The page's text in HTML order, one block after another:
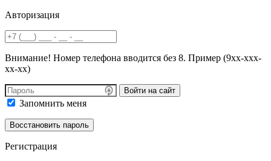
Авторизация
Внимание! Номер телефона вводится без 8. Пример (9хх-ххх-
хх-хх)
Войти на сайт
Запомнить меня
Регистрация